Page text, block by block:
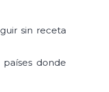
sin receta
países donde